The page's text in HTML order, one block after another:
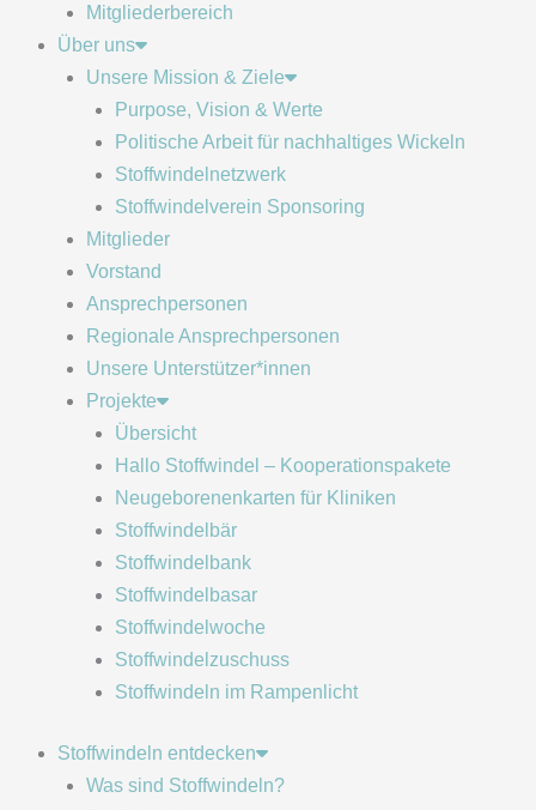
Mitgliederbereich
Über uns
Unsere Mission & Ziele
Purpose, Vision & Werte
Politische Arbeit für nachhaltiges Wickeln
Stoffwindelnetzwerk
Stoffwindelverein Sponsoring
Mitglieder
Vorstand
Ansprechpersonen
Regionale Ansprechpersonen
Unsere Unterstützer*innen
Projekte
Übersicht
Hallo Stoffwindel – Kooperationspakete
Neugeborenenkarten für Kliniken
Stoffwindelbär
Stoffwindelbank
Stoffwindelbasar
Stoffwindelwoche
Stoffwindelzuschuss
Stoffwindeln im Rampenlicht
Stoffwindeln entdecken
Was sind Stoffwindeln?